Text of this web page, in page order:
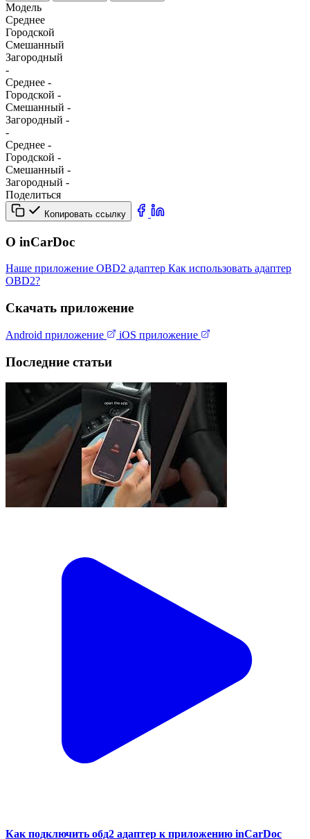
Модель
Среднее
Городской
Смешанный
Загородный
-
Среднее -
Городской -
Смешанный -
Загородный -
-
Среднее -
Городской -
Смешанный -
Загородный -
Поделиться
Копировать ссылку
О inCarDoc
Наше приложение OBD2 адаптер Как использовать адаптер
OBD2?
Скачать приложение
Android приложение iOS приложение
Последние статьи
Как подключить обд2 адаптер к приложению inCarDoc